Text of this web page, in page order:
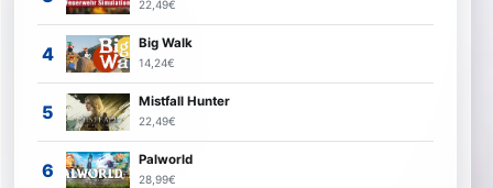
22,49€
Big Walk
14,24€
Mistfall Hunter
22,49€
Palworld
28,99€